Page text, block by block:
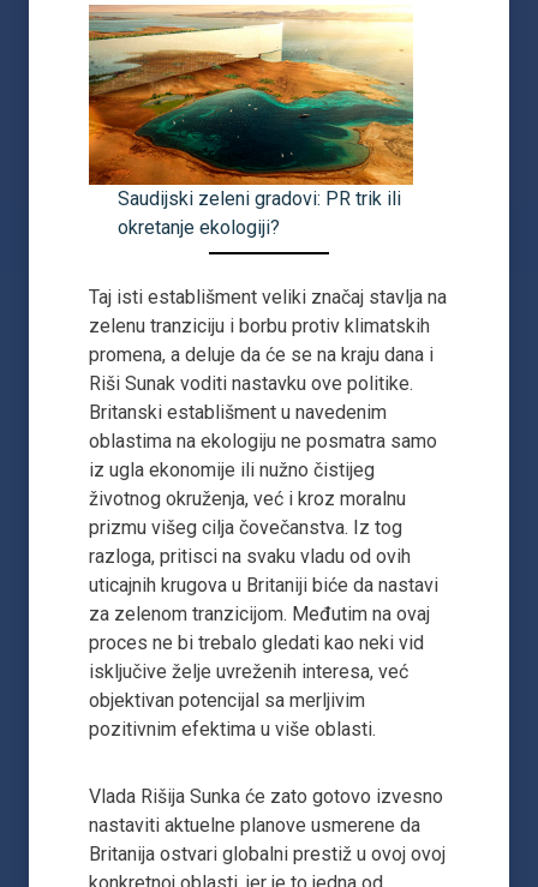
Saudijski zeleni gradovi: PR trik ili
okretanje ekologiji?
Taj isti establišment veliki značaj stavlja na
zelenu tranziciju i borbu protiv klimatskih
promena, a deluje da će se na kraju dana i
Riši Sunak voditi nastavku ove politike.
Britanski establišment u navedenim
oblastima na ekologiju ne posmatra samo
iz ugla ekonomije ili nužno čistijeg
životnog okruženja, već i kroz moralnu
prizmu višeg cilja čovečanstva. Iz tog
razloga, pritisci na svaku vladu od ovih
uticajnih krugova u Britaniji biće da nastavi
za zelenom tranzicijom. Međutim na ovaj
proces ne bi trebalo gledati kao neki vid
isključive želje uvreženih interesa, već
objektivan potencijal sa merljivim
pozitivnim efektima u više oblasti.
Vlada Rišija Sunka će zato gotovo izvesno
nastaviti aktuelne planove usmerene da
Britanija ostvari globalni prestiž u ovoj ovoj